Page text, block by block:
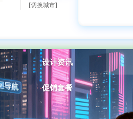
[切换城市]
设计资讯
促销套餐